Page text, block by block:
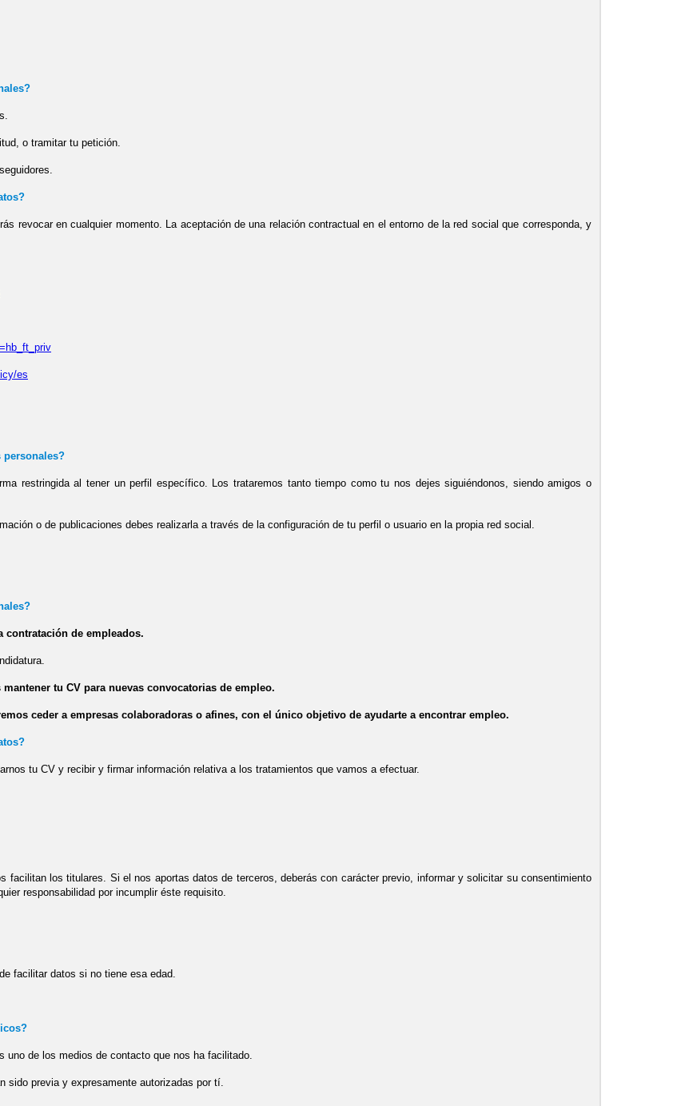
o tramitar tu petición.
revocar en cualquier momento. La aceptación de una relación contractual en el entorno de la red social que corresponda, y
es
personales?
restringida al tener un perfil específico. Los trataremos tanto tiempo como tu nos dejes siguiéndonos, siendo amigos o
o de publicaciones debes realizarla a través de la configuración de tu perfil o usuario en la propia red social.
contratación de empleados.
tu CV para nuevas convocatorias de empleo.
ceder a empresas colaboradoras o afines, con el único objetivo de ayudarte a encontrar empleo.
tu CV y recibir y firmar información relativa a los tratamientos que vamos a efectuar.
facilitan los titulares. Si el nos aportas datos de terceros, deberás con carácter previo, informar y solicitar su consentimiento
responsabilidad por incumplir éste requisito.
facilitar datos si no tiene esa edad.
de los medios de contacto que nos ha facilitado.
sido previa y expresamente autorizadas por tí.